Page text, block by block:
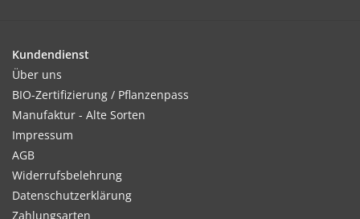
Kundendienst
Über uns
BIO-Zertifizierung / Pflanzenpass
Manufaktur - Alte Sorten
Impressum
AGB
Widerrufsbelehrung
Datenschutzerklärung
Zahlungsarten